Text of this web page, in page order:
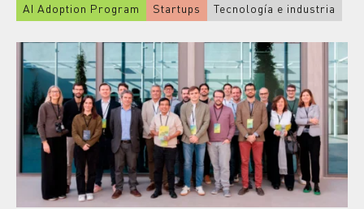
AI Adoption Program Startups Tecnología e industria